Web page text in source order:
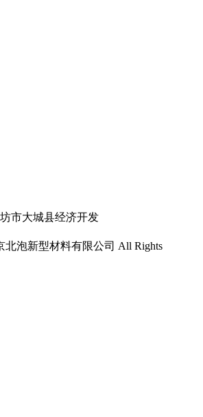
市大城县经济开发
北泡新型材料有限公司 All Rights